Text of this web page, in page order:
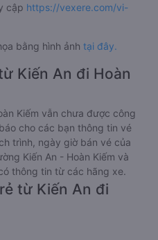
cập https://vexere.com/vi-
bằng hình ảnh tại đây.
Kiến An đi Hoàn
Kiếm vẫn chưa được công
cho các bạn thông tin vé
trình, ngày giờ bán vé của
Kiến An - Hoàn Kiếm và
thông tin từ các hãng xe.
từ Kiến An đi